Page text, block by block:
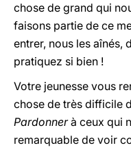
chose de grand qui
faisons partie de ce
entrer, nous les aînés,
pratiquez si bien !
Votre jeunesse vous
chose de très difficile
Pardonnerà ceux qui
remarquable de voir